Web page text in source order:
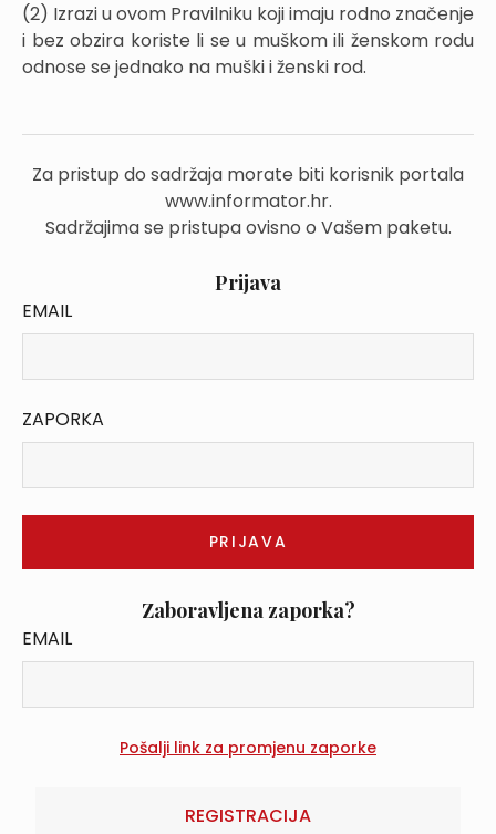
(2) Izrazi u ovom Pravilniku koji imaju rodno značenje
i bez obzira koriste li se u muškom ili ženskom rodu
odnose se jednako na muški i ženski rod.
Za pristup do sadržaja morate biti korisnik portala
www.informator.hr.
Sadržajima se pristupa ovisno o Vašem paketu.
Prijava
EMAIL
ZAPORKA
Zaboravljena zaporka?
EMAIL
REGISTRACIJA